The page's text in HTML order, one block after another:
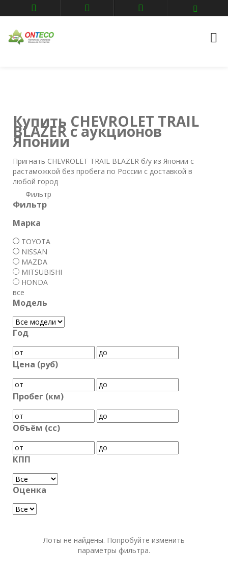
Главная
Авто аукционы
trail-blazer
Купить CHEVROLET TRAIL
BLAZER с аукционов
Японии
Пригнать CHEVROLET TRAIL BLAZER б/у из Японии с
растаможкой без пробега по России с доставкой в
любой город
Фильтр
Фильтр
Марка
TOYOTA
NISSAN
MAZDA
MITSUBISHI
HONDA
все
Модель
Год
Цена (руб)
Пробег (км)
Объём (cc)
КПП
Оценка
Лоты не найдены. Попробуйте изменить
параметры фильтра.